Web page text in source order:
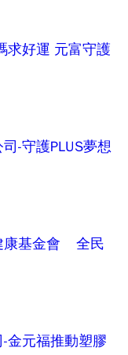
求好運 元富守護
-守護PLUS夢想
康基金會 全民
金元福推動塑膠